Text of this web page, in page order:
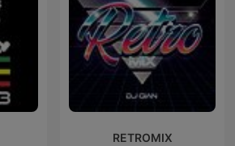
RETROMIX